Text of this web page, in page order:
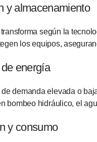
y almacenamiento
según la
los equipos,
energía
de demanda elevada o
bombeo hidráulico, el
y consumo